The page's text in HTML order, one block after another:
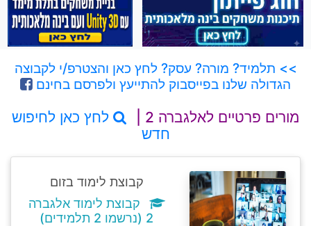
>> תלמיד? מורה? עסק? לחץ כאן והצטרפ/י לקבוצה
הגדולה שלנו בפייסבוק להתייעץ ולפרסם בחינם
מורים פרטיים לאלגברה 2 |
לחץ כאן לחיפוש
חדש
קבוצת לימוד בזום
קבוצת לימוד אלגברה
2 (נרשמו 2 תלמידים)